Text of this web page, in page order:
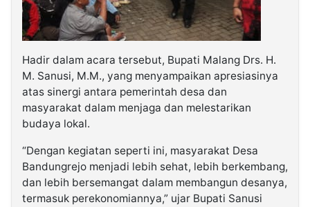
Hadir dalam acara tersebut, Bupati Malang Drs. H.
M. Sanusi, M.M., yang menyampaikan apresiasinya
atas sinergi antara pemerintah desa dan
masyarakat dalam menjaga dan melestarikan
budaya lokal.
“Dengan kegiatan seperti ini, masyarakat Desa
Bandungrejo menjadi lebih sehat, lebih berkembang,
dan lebih bersemangat dalam membangun desanya,
termasuk perekonomiannya,” ujar Bupati Sanusi